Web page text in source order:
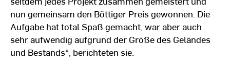
nun gemeinsam den Böttiger Preis gewonnen. Die
Aufgabe hat total Spaß gemacht, war aber auch
sehr aufwendig aufgrund der Größe des Geländes
und Bestands“, berichteten sie.